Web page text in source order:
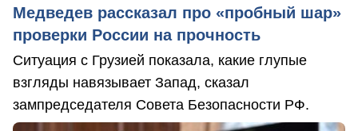
Медведев рассказал про «пробный шар»
проверки России на прочность
Ситуация с Грузией показала, какие глупые
взгляды навязывает Запад, сказал
зампредседателя Совета Безопасности РФ.